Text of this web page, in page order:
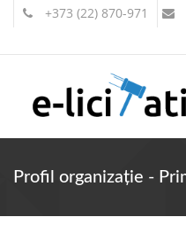
+373 (22) 870-971
Profil organizație -